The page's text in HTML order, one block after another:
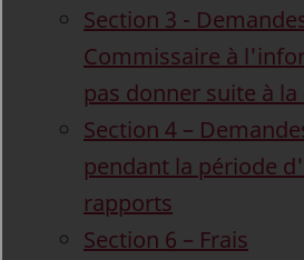
Section 3 -
Commissaire à
pas donner suite à
Section 4 –
pendant la période
rapports
Section 6 – Frais